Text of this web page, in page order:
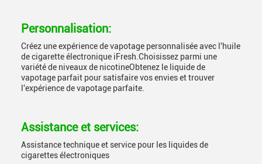
Personnalisation:
Créez une expérience de vapotage personnalisée avec l'huile
de cigarette électronique iFresh.Choisissez parmi une
variété de niveaux de nicotineObtenez le liquide de
vapotage parfait pour satisfaire vos envies et trouver
l'expérience de vapotage parfaite.
Assistance et services:
Assistance technique et service pour les liquides de
cigarettes électroniques